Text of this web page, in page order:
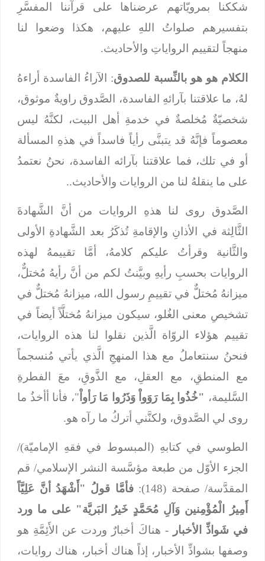
شككنا بمرويّاتهم عرضناها على قرآننا المفسَّرِ
بتفسيرهم صلواتُ اللهِ عليهم، هكذا وضعوا لنا
منهجاً لتقييم الرواياتِ والأحاديث.
الكلام هو هو بالنِّسبة للصدوق: الآراءُ الفاسدة أراءهُ
لهُ، ما علاقتنا بآرائهِ الفاسدة، الصَّدوق راويةٌ موثوق،
شخصيّةٌ مُخلصةٌ في خدمةِ أهل البيت، لكنَّهُ ليس
معصوماً فإنَّهُ قد يتبنَّى رأياً فاسداً في هذهِ المسألة
أو في تلك، فما علاقتنا بآرائه الفاسدة، نحنُ نعتمدُ
على ما ينقلهُ لنا من الروايات والأحاديث..
الصَّدوق روى لنا هذهِ الروايات من أنَّ الشَّهادةَ
الثَّالِثة في الأذانِ والإقامةِ تُذكَرُ بعد الشَّهادةِ الأولى
والثَّانية وقرأتُ عليكم كلامهُ، أمَّا تقييمهُ لهذه
الروايات بحسبِ رأيهِ وبيَّنتُ لكم من أنَّ رأيهُ مُختلٌّ،
ميزانهُ مُختلٌّ في تقييمِ رسول الله، ميزانهُ مُختلٌّ في
تشخيصِ معنى الغُلو، سيكون ميزانهُ مُختلَّاً أيضاً في
تقييم هؤلاء الروّاة الَّذين نقلوا لنا هذه الروايات،
فنحنُ سنتعاملُ مع هذا المنهجِ الَّذي يأتي مُنسجماً
مع المنطقِ، مع العقلِ، مع الذَّوقِ، معَ الفطرةِ
السَّليمة،"خُذُوا بِمَا رَوَواْ وَذَرُوا مَا رَأواْ"، فأنا أأخذُ ما
روى لي الصَّدوق، ولكنَّني أتركُ ما رآه هو.
الطوسي في كتابهِ (المبسوط في فقهِ الإماميّة)/
الجزء الأوّل من طبعة مؤسَّسة النشر الإسلامي/ قم
المقدَّسة/ صفحة (148):
فأمَّا قولُ "أَشْهَدُ أنَّ عَلِيَّاً
أَمِيرُ الْمُؤْمِنين وَآلِ مُحَمَّدٍ خَيرُ البَريَّة" على ما ورد
في شَواذِّ الأخبار- هناكَ أخبارٌ وردت عن الأَئِمَّةِ هو
وصفها بشواذِّ الأخبار، إذاً هناك أخبار، هناك روايات،